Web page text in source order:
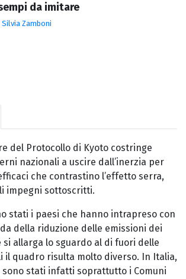
da imitare
Silvia Zamboni
del Protocollo di Kyoto costringe
nazionali a uscire dall’inerzia per
che contrastino l’effetto serra,
impegni sottoscritti.
stati i paesi che hanno intrapreso con
della riduzione delle emissioni dei
si allarga lo sguardo al di fuori delle
il quadro risulta molto diverso. In Italia,
sono stati infatti soprattutto i Comuni